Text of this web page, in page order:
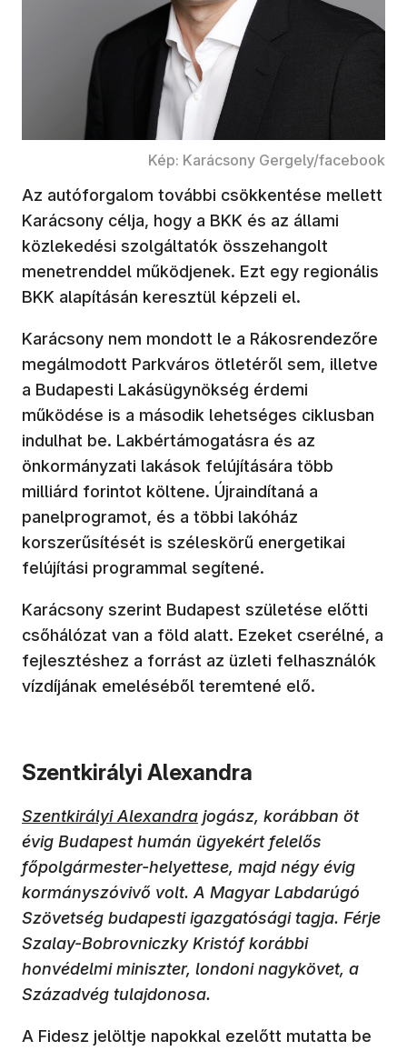
Kép: Karácsony Gergely/facebook
Az autóforgalom további csökkentése mellett
Karácsony célja, hogy a BKK és az állami
közlekedési szolgáltatók összehangolt
menetrenddel működjenek. Ezt egy regionális
BKK alapításán keresztül képzeli el.
Karácsony nem mondott le a Rákosrendezőre
megálmodott Parkváros ötletéről sem, illetve
a Budapesti Lakásügynökség érdemi
működése is a második lehetséges ciklusban
indulhat be. Lakbértámogatásra és az
önkormányzati lakások felújítására több
milliárd forintot költene. Újraindítaná a
panelprogramot, és a többi lakóház
korszerűsítését is széleskörű energetikai
felújítási programmal segítené.
Karácsony szerint Budapest születése előtti
csőhálózat van a föld alatt. Ezeket cserélné, a
fejlesztéshez a forrást az üzleti felhasználók
vízdíjának emeléséből teremtené elő.
Szentkirályi Alexandra
Szentkirályi Alexandra jogász, korábban öt
évig Budapest humán ügyekért felelős
főpolgármester-helyettese, majd négy évig
kormányszóvivő volt. A Magyar Labdarúgó
Szövetség budapesti igazgatósági tagja. Férje
Szalay-Bobrovniczky Kristóf korábbi
honvédelmi miniszter, londoni nagykövet, a
Századvég tulajdonosa.
A Fidesz jelöltje napokkal ezelőtt mutatta be